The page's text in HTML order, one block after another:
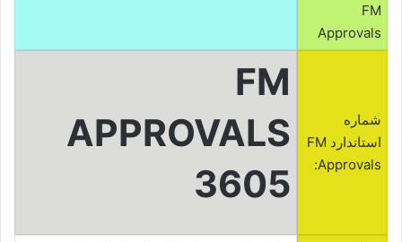
FM
Approvals
شماره
استاندارد FM
Approvals:
FM
APPROVALS
3605